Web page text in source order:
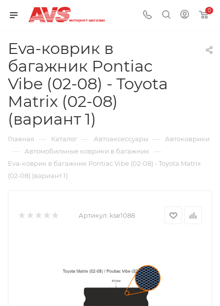
0
Eva-коврик в
багажник Pontiac
Vibe (02-08) - Toyota
Matrix (02-08)
(вариант 1)
Главная — Каталог — Автоаксессуары — Автоковрики
— Автомобильные коврики в багажник —
Eva-коврик в багажник Pontiac Vibe (02-08) - Toyota Matrix
(02-08) (вариант 1)
Артикул: kse1088